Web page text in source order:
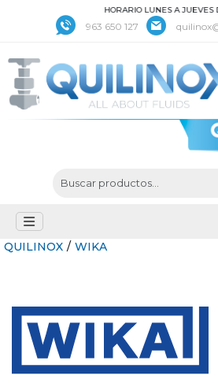
HORARIO LUNES A JUEVES
963 650 127
QUILINOX / WIKA